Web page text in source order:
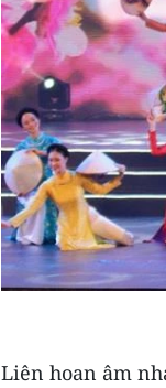
Liên hoan âm